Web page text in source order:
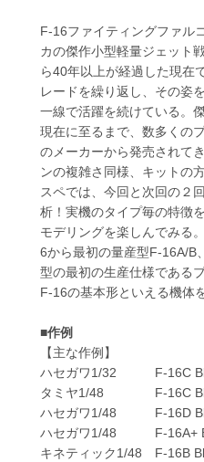
F-16ファイティングファル
カの傑作小型軽量ジェット
ら40年以上が経過した現在
レードを繰り返し、その姿
一線で活躍を続けている。
現在に至るまで、数多くの
のメーカーから発売されて
ンの複雑さ同様、キットの
スペでは、今回と次回の２
析！実機のタイプ毎の特徴
モデリングを楽しんでみる
6から最初の量産型F-16A/B
型の最初の生産仕様である
F-16の基本形といえる機体
■作例
【主な作例】
ハセガワ1/32 F-16C
タミヤ1/48 F-16C
ハセガワ1/48 F-16D
ハセガワ1/48 F-16A+
キネティック1/48 F-16B